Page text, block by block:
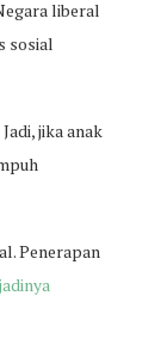
liberal
sosial
jika anak
Penerapan